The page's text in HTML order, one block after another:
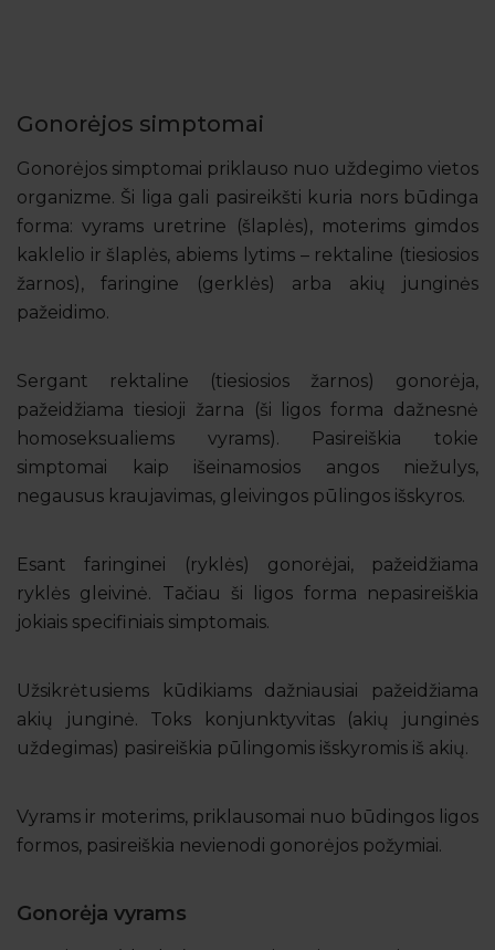
Gonorėjos simptomai
Gonorėjos simptomai priklauso nuo uždegimo vietos
organizme. Ši liga gali pasireikšti kuria nors būdinga
forma: vyrams uretrine (šlaplės), moterims gimdos
kaklelio ir šlaplės, abiems lytims – rektaline (tiesiosios
žarnos), faringine (gerklės) arba akių junginės
pažeidimo.
Sergant rektaline (tiesiosios žarnos) gonorėja,
pažeidžiama tiesioji žarna (ši ligos forma dažnesnė
homoseksualiems vyrams). Pasireiškia tokie
simptomai kaip išeinamosios angos niežulys,
negausus kraujavimas, gleivingos pūlingos išskyros.
Esant faringinei (ryklės) gonorėjai, pažeidžiama
ryklės gleivinė. Tačiau ši ligos forma nepasireiškia
jokiais specifiniais simptomais.
Užsikrėtusiems kūdikiams dažniausiai pažeidžiama
akių junginė. Toks konjunktyvitas (akių junginės
uždegimas) pasireiškia pūlingomis išskyromis iš akių.
Vyrams ir moterims, priklausomai nuo būdingos ligos
formos, pasireiškia nevienodi gonorėjos požymiai.
Gonorėja vyrams